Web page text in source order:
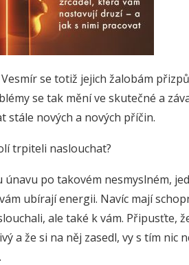
se totiž jejich žalobám
se tak mění ve skutečné a
stále nových a nových příčin.
trpiteli naslouchat?
únavu po takovém nesmyslném,
ubírají energii. Navíc mají
ale také k vám. Připusťte,
a že si na něj zasedl, vy s tím nic